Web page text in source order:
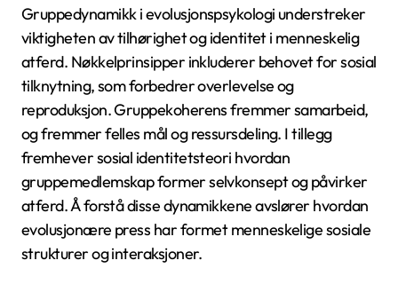
Gruppedynamikk i evolusjonspsykologi understreker
viktigheten av tilhørighet og identitet i menneskelig
atferd. Nøkkelprinsipper inkluderer behovet for sosial
tilknytning, som forbedrer overlevelse og
reproduksjon. Gruppekoherens fremmer samarbeid,
og fremmer felles mål og ressursdeling. I tillegg
fremhever sosial identitetsteori hvordan
gruppemedlemskap former selvkonsept og påvirker
atferd. Å forstå disse dynamikkene avslører hvordan
evolusjonære press har formet menneskelige sosiale
strukturer og interaksjoner.